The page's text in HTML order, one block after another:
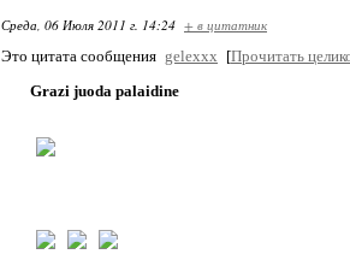
Среда, 06 Июля 2011 г. 14:24 + в цитатник
Это цитата сообщения gelexxx [Прочитать
Grazi juoda palaidine